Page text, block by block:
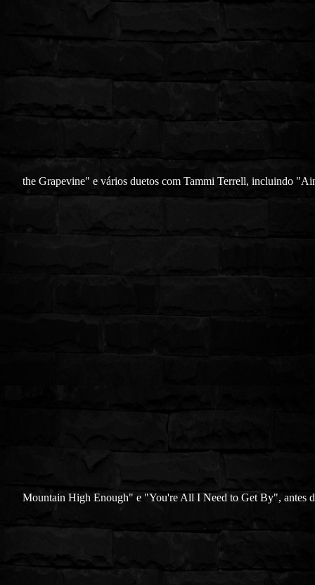
the Grapevine" e vários duetos com Tammi Terrell, incluindo
Mountain High Enough" e "You're All I Need to Get By", antes